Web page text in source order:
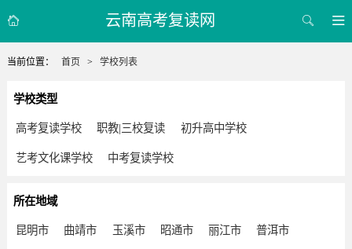
 云南高考复读网  
当前位置： 首页 > 学校列表
学校类型
高考复读学校 职教|三校复读 初升高中学校
艺考文化课学校 中考复读学校
所在地域
昆明市 曲靖市 玉溪市 昭通市 丽江市 普洱市